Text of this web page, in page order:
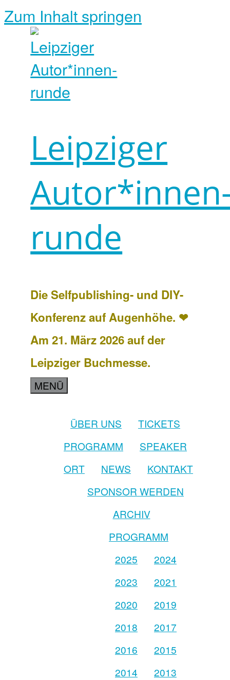
Zum Inhalt springen
Leipziger
runde
Die Selfpublishing- und DIY-
Konferenz auf Augenhöhe. ❤
Am 21. März 2026 auf der
Leipziger Buchmesse.
MENÜ
ÜBER UNS
TICKETS
PROGRAMM
SPEAKER
ORT
NEWS
KONTAKT
SPONSOR WERDEN
ARCHIV
PROGRAMM
2025
2024
2023
2021
2020
2019
2018
2017
2016
2015
2014
2013